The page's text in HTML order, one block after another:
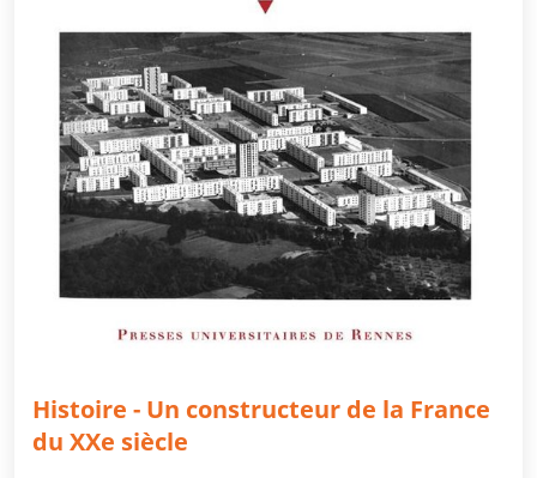
Histoire - Un constructeur de la France
du XXe siècle